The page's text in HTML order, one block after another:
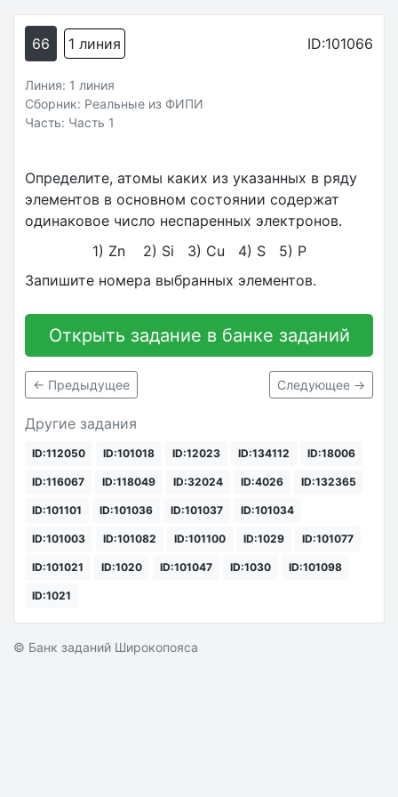
66 1 линия ID:101066
Линия: 1 линия
Сборник: Реальные из ФИПИ
Часть: Часть 1
Определите, атомы каких из указанных в ряду
элементов в основном состоянии содержат
одинаковое число неспаренных электронов.
1) Zn 2) Si 3) Cu 4) S 5) P
Запишите номера выбранных элементов.
Открыть задание в банке заданий
← Предыдущее Следующее →
Другие задания
ID:112050 ID:101018 ID:12023 ID:134112 ID:18006
ID:116067 ID:118049 ID:32024 ID:4026 ID:132365
ID:101101 ID:101036 ID:101037 ID:101034
ID:101003 ID:101082 ID:101100 ID:1029 ID:101077
ID:101021 ID:1020 ID:101047 ID:1030 ID:101098
ID:1021
© Банк заданий Широкопояса